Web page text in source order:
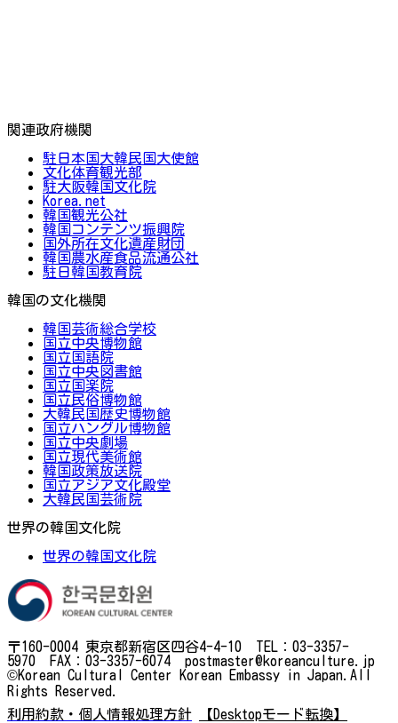
関連政府機関
駐日本国大韓民国大使館
文化体育観光部
駐大阪韓国文化院
Korea.net
韓国観光公社
韓国コンテンツ振興院
国外所在文化遺産財団
韓国農水産食品流通公社
駐日韓国教育院
韓国の文化機関
韓国芸術総合学校
国立中央博物館
国立国語院
国立中央図書館
国立国楽院
国立民俗博物館
大韓民国歴史博物館
国立ハングル博物館
国立中央劇場
国立現代美術館
韓国政策放送院
国立アジア文化殿堂
大韓民国芸術院
世界の韓国文化院
世界の韓国文化院
〒160-0004 東京都新宿区四谷4-4-10 TEL：03-3357-
5970 FAX：03-3357-6074 postmaster@koreanculture.jp
©Korean Cultural Center Korean Embassy in Japan.All
Rights Reserved.
利用約款・個人情報処理方針
【Desktopモード転換】